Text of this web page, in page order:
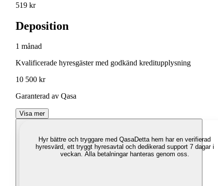
519 kr
Deposition
1 månad
Kvalificerade hyresgäster med godkänd kreditupplysning
10 500 kr
Garanterad av Qasa
Visa mer
Hyr bättre och tryggare med QasaDetta hem har en verifierad
hyresvärd, ett tryggt hyresavtal och dedikerad support 7 dagar i
veckan. Alla betalningar hanteras genom oss.